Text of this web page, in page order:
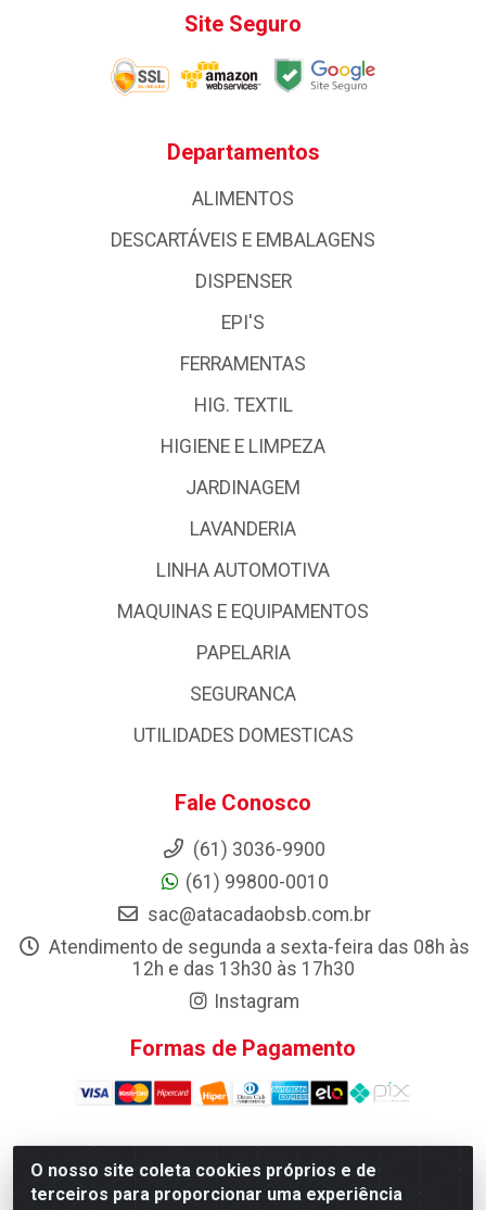
O nosso site coleta cookies próprios e de
terceiros para proporcionar uma experiência
Site Seguro
Departamentos
ALIMENTOS
DESCARTÁVEIS E EMBALAGENS
DISPENSER
EPI'S
FERRAMENTAS
HIG. TEXTIL
HIGIENE E LIMPEZA
JARDINAGEM
LAVANDERIA
LINHA AUTOMOTIVA
MAQUINAS E EQUIPAMENTOS
PAPELARIA
SEGURANCA
UTILIDADES DOMESTICAS
Fale Conosco
(61) 3036-9900
(61) 99800-0010
sac@atacadaobsb.com.br
Atendimento de segunda a sexta-feira das 08h às
12h e das 13h30 às 17h30
Instagram
Formas de Pagamento
Atacadao da Limpeza F. Pereira Queiroz Comercio e
Distribuicao LTDA - Quadra Qi 10 Lotes 39 e, 41 - Setor